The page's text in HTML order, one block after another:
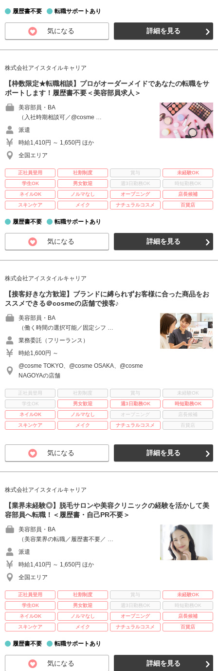
履歴書不要 転職サポートあり
気になる 詳細を見る
株式会社アイスタイルキャリア
【枠数限定★転職相談】プロがオーダーメイドであなたの転職をサ
ポートします！履歴書不要＜美容部員求人＞
美容部員・BA
（入社時期相談可／@cosme …
派遣
時給1,410円 ～ 1,650円 ほか
全国エリア
正社員登用 社割制度 賞与
未経験OK
学生OK
男女歓迎 週3日勤務OK
時短勤務OK
ネイルOK
ノルマなし オープニング
店長候補
スキンケア
メイク ナチュラルコスメ 百貨店
履歴書不要 転職サポートあり
気になる 詳細を見る
株式会社アイスタイルキャリア
【接客好きな方歓迎】ブランドに縛られずお客様に合った商品をお
ススメできる＠cosmeの店舗で接客♪
美容部員・BA
（働く時間の選択可能／固定シフ …
業務委託（フリーランス）
時給1,600円 ～
@cosme TOKYO、@cosme OSAKA、@cosme
NAGOYAの店舗
正社員登用 社割制度 賞与
未経験OK
学生OK
男女歓迎 週3日勤務OK
時短勤務OK
ネイルOK
ノルマなし オープニング
店長候補
スキンケア
メイク ナチュラルコスメ 百貨店
気になる 詳細を見る
株式会社アイスタイルキャリア
【業界未経験◎】脱毛サロンや美容クリニックの経験を活かして美
容部員へ転職！＜履歴書・自己PR不要＞
美容部員・BA
（美容業界の転職／履歴書不要／ …
派遣
時給1,410円 ～ 1,650円 ほか
全国エリア
正社員登用 社割制度 賞与
未経験OK
学生OK
男女歓迎 週3日勤務OK
時短勤務OK
ネイルOK
ノルマなし オープニング
店長候補
スキンケア
メイク ナチュラルコスメ 百貨店
履歴書不要 転職サポートあり
気になる 詳細を見る